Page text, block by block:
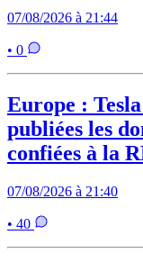
07/08/2026 à 21:44
• 0
Europe :
publiées les
confiées à la
07/08/2026 à 21:40
• 40